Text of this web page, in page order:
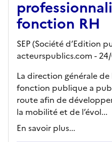
fonction RH
SEP (Société d’Edition
acteurspublics.com -
La direction générale
fonction publique a
route afin de
la mobilité et de l’évol...
En savoir plus...